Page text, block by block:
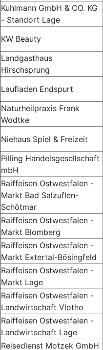
Kuhlmann GmbH & CO. KG
- Standort Lage
KW Beauty
Landgasthaus
Hirschsprung
Laufladen Endspurt
Naturheilpraxis Frank
Wodtke
Niehaus Spiel & Freizeit
Pilling Handelsgesellschaft
mbH
Raiffeisen Ostwestfalen -
Markt Bad Salzuflen-
Schötmar
Raiffeisen Ostwestfalen -
Markt Blomberg
Raiffeisen Ostwestfalen -
Markt Extertal-Bösingfeld
Raiffeisen Ostwestfalen -
Markt Lage
Raiffeisen Ostwestfalen -
Landwirtschaft Vlotho
Raiffeisen Ostwestfalen -
Landwirtschaft Lage
Reisedienst Motzek GmbH